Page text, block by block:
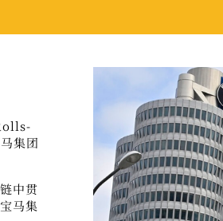
集团
中贯
马集